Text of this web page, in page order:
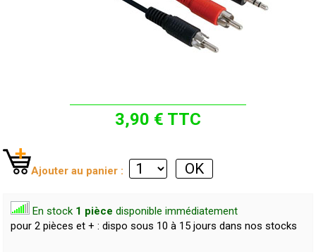
3,90 € TTC
Ajouter au panier :
En stock 1 pièce disponible immédiatement
pour 2 pièces et + : dispo sous 10 à 15 jours dans nos stocks